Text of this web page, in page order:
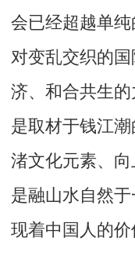
会已经超越单
对变乱交织的
济、和合共生
是取材于钱江潮
渚文化元素、向
是融山水自然
现着中国人的价